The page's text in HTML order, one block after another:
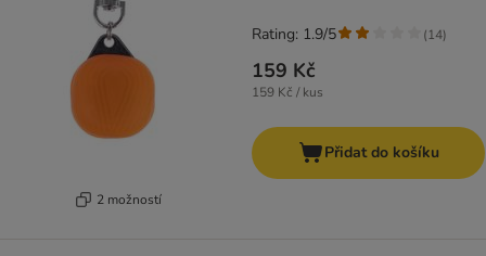
2 možností
159 Kč
159 Kč / kus
Rating: 1.9/5 (14)
Přidat do košíku